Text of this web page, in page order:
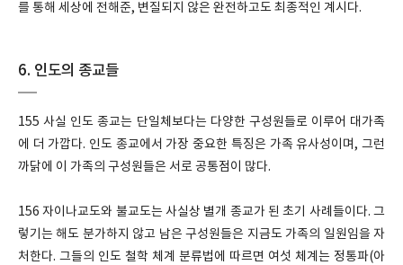
를 통해 세상에 전해준, 변질되지 않은 완전하고도 최종적인 계시다.
6. 인도의 종교들
155 사실 인도 종교는 단일체보다는 다양한 구성원들로 이루어 대가족
에 더 가깝다. 인도 종교에서 가장 중요한 특징은 가족 유사성이며, 그런
까닭에 이 가족의 구성원들은 서로 공통점이 많다.
156 자이나교도와 불교도는 사실상 별개 종교가 된 초기 사례들이다. 그
렇기는 해도 분가하지 않고 남은 구성원들은 지금도 가족의 일원임을 자
처한다. 그들의 인도 철학 체계 분류법에 따르면 여섯 체계는 정통파(아